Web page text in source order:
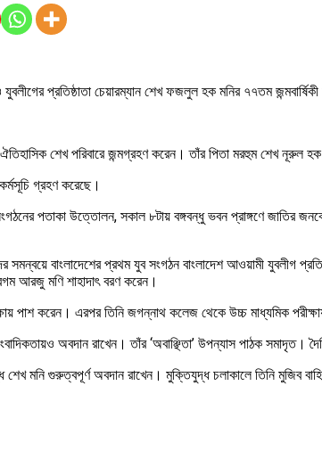
প্রতিষ্ঠাতা চেয়ারম্যান শেখ ফজলুল হক মনির ৭৭তম জন্মবার্ষিকী
শেখ পরিবারে জন্মগ্রহণ করেন। তাঁর পিতা মরহুম শেখ নূরুল
গ্রহণ করেছে।
পতাকা উত্তোলন, সকাল ৮টায় বঙ্গবন্ধু ভবন প্রাঙ্গণে জাতির
সমন্বয়ে বাংলাদেশের প্রথম যুব সংগঠন বাংলাদেশ আওয়ামী
আরজু মণি শাহাদাৎ বরণ করেন।
পাশ করেন। এরপর তিনি জগন্নাথ কলেজ থেকে উচ্চ মাধ্যমিক
অবদান রাখেন। তাঁর ‘অবাঞ্ছিতা’ উপন্যাস পাঠক সমাদৃত।
শেখ মনি গুরুত্বপূর্ণ অবদান রাখেন। মুক্তিযুদ্ধ চলাকালে তিনি মুজিব